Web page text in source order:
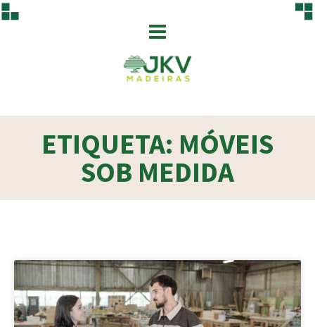
ETIQUETA: MÓVEIS
SOB MEDIDA